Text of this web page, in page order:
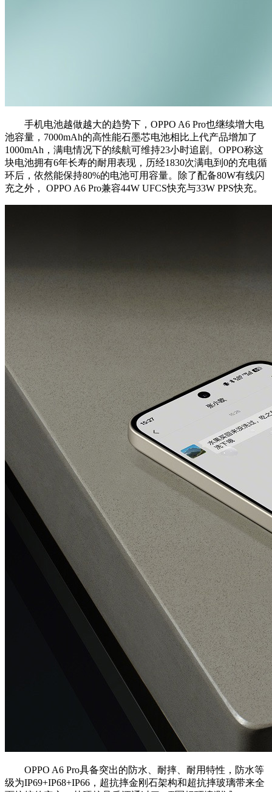
手机电池越做越大的趋势下，OPPO A6 Pro也继续增大电
池容量，7000mAh的高性能石墨芯电池相比上代产品增加了
1000mAh，满电情况下的续航可维持23小时追剧。OPPO称这
块电池拥有6年长寿的耐用表现，历经1830次满电到0的充电循
环后，依然能保持80%的电池可用容量。除了配备80W有线闪
充之外， OPPO A6 Pro兼容44W UFCS快充与33W PPS快充。
OPPO A6 Pro具备突出的防水、耐摔、耐用特性，防水等
级为IP69+IP68+IP66，超抗摔金刚石架构和超抗摔玻璃带来全